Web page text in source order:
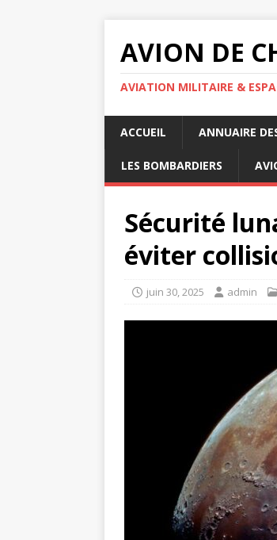
AVION DE
AVIATION MILITAIRE &
ACCUEIL ANNUAIRE
LES BOMBARDIERS
Sécurité
éviter
juin 30, 2025 admin